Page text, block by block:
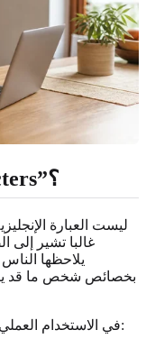
ماذا تعني “Personal Characters”؟
غالبا تشير إلى
يلاحظها
بخصائص شخص ما قد
في الاستخدام العملي يمكن أن تشمل العبارة ثلاث أفكار مترابطة: